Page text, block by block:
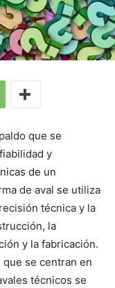
que se
y
de un
de aval se utiliza
técnica y la
la
y la fabricación.
se centran en
técnicos se